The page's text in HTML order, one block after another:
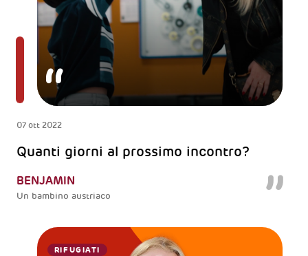
07 ott 2022
Quanti giorni al prossimo incontro?
BENJAMIN
Un bambino austriaco
RIFUGIATI